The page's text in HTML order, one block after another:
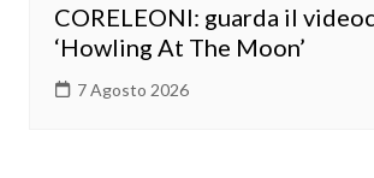
CORELEONI: guarda il
‘Howling At The Moon’
7 Agosto 2026